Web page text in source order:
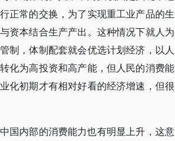
正常的交换，为了实现重工业产品的生
资本结合生产产出。这种情况下就人为
制，体制配套就会优选计划经济，以人
化为高投资和高产能，但人民的消费能
化初期才有相对好看的经济增速，但很
国内部的消费能力也有明显上升，这意